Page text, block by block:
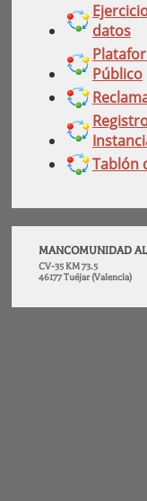
datos
Público
Tablón
MANCOMUNIDAD
CV-35 KM 73.5
46177 Tuéjar (Valencia)